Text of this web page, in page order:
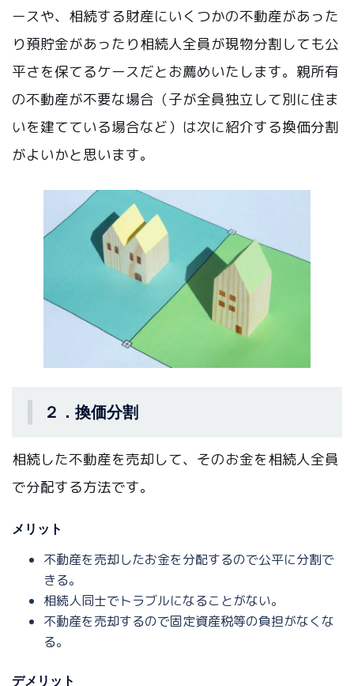
ースや、相続する財産にいくつかの不動産があった
り預貯金があったり相続人全員が現物分割しても公
平さを保てるケースだとお薦めいたします。親所有
の不動産が不要な場合（子が全員独立して別に住ま
いを建てている場合など）は次に紹介する換価分割
がよいかと思います。
２．換価分割
相続した不動産を売却して、そのお金を相続人全員
で分配する方法です。
メリット
不動産を売却したお金を分配するので公平に分割で
きる。
相続人同士でトラブルになることがない。
不動産を売却するので固定資産税等の負担がなくな
る。
デメリット